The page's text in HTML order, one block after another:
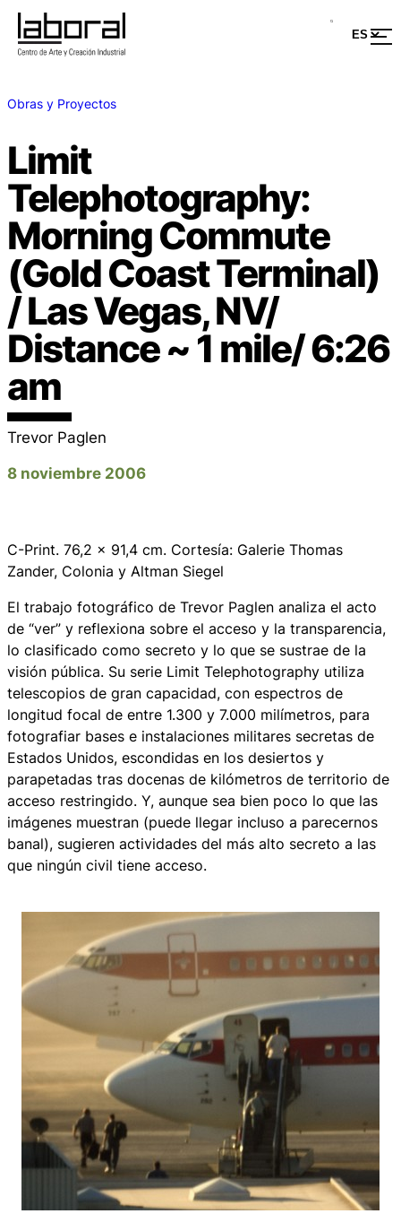
Obras y Proyectos
Limit
Telephotography:
Morning Commute
(Gold Coast Terminal)
/ Las Vegas, NV/
Distance ~ 1 mile/ 6:26
am
Trevor Paglen
8 noviembre 2006
C-Print. 76,2 x 91,4 cm. Cortesía: Galerie Thomas
Zander, Colonia y Altman Siegel
El trabajo fotográfico de Trevor Paglen analiza el acto
de “ver” y reflexiona sobre el acceso y la transparencia,
lo clasificado como secreto y lo que se sustrae de la
visión pública. Su serie Limit Telephotography utiliza
telescopios de gran capacidad, con espectros de
longitud focal de entre 1.300 y 7.000 milímetros, para
fotografiar bases e instalaciones militares secretas de
Estados Unidos, escondidas en los desiertos y
parapetadas tras docenas de kilómetros de territorio de
acceso restringido. Y, aunque sea bien poco lo que las
imágenes muestran (puede llegar incluso a parecernos
banal), sugieren actividades del más alto secreto a las
que ningún civil tiene acceso.